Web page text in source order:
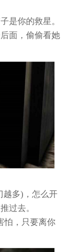
是你的救星。
面，偷偷看她
多)，怎么开
过去。
怕，只要离你